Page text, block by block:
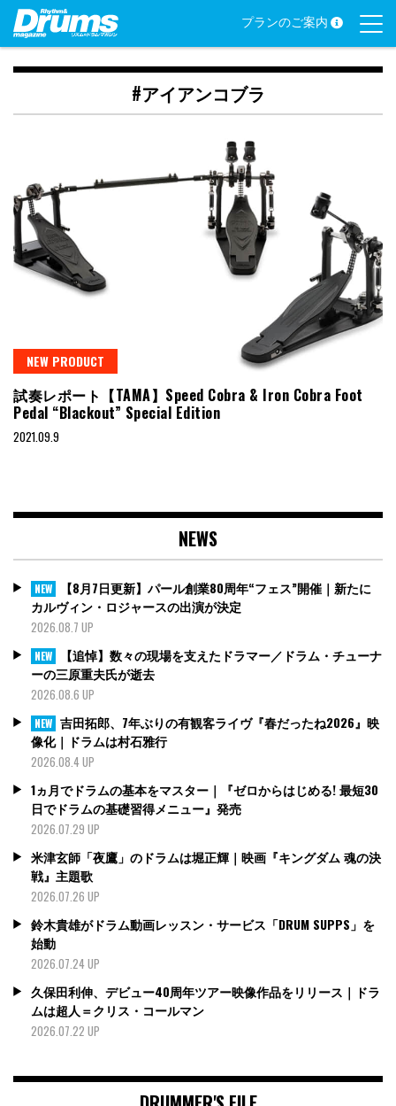
Skip
content
プランのご案内
#アイアンコブラ
NEW PRODUCT
試奏レポート【TAMA】Speed Cobra & Iron Cobra Foot
Pedal “Blackout” Special Edition
2021.09.9
NEWS
NEW
【8月7日更新】パール創業80周年“フェス”開催｜新たに
カルヴィン・ロジャースの出演が決定
2026.08.7 UP
NEW
【追悼】数々の現場を支えたドラマー／ドラム・チューナ
ーの三原重夫氏が逝去
2026.08.6 UP
NEW 吉田拓郎、7年ぶりの有観客ライヴ『春だったね2026』映
像化｜ドラムは村石雅行
2026.08.4 UP
1ヵ月でドラムの基本をマスター｜『ゼロからはじめる! 最短30
日でドラムの基礎習得メニュー』発売
2026.07.29 UP
米津玄師「夜鷹」のドラムは堀正輝｜映画『キングダム 魂の決
戦』主題歌
2026.07.26 UP
鈴木貴雄がドラム動画レッスン・サービス「DRUM SUPPS」を
始動
2026.07.24 UP
久保田利伸、デビュー40周年ツアー映像作品をリリース｜ドラ
ムは超人＝クリス・コールマン
2026.07.22 UP